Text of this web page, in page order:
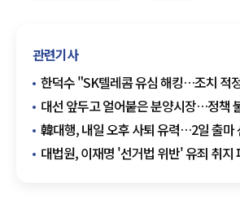
관련기사
한덕수 "SK텔레콤 유심 해킹…조치 적
대선 앞두고 얼어붙은 분양시장…정책
공급절벽' 우려
韓대행, 내일 오후 사퇴 유력…2일 출마
대법원, 이재명 '선거법 위반' 유죄 취지